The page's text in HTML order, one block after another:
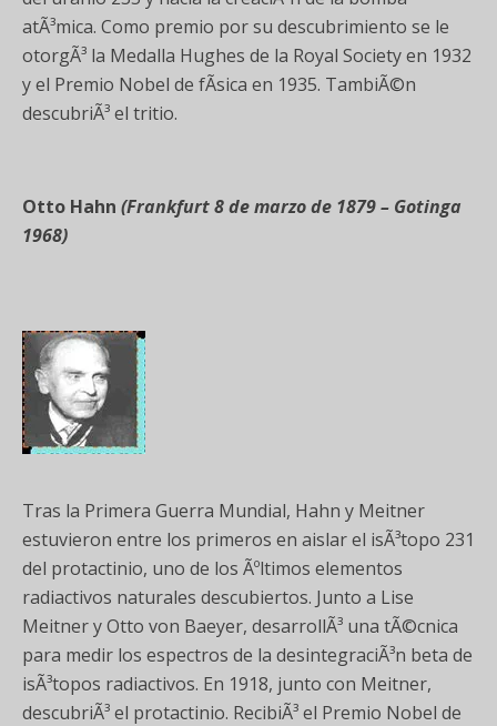
atÃ³mica. Como premio por su descubrimiento se le
otorgÃ³ la Medalla Hughes de la Royal Society en 1932
y el Premio Nobel de fÃ­sica en 1935. TambiÃ©n
descubriÃ³ el tritio.
Otto Hahn (Frankfurt 8 de marzo de 1879 – Gotinga
1968)
Tras la Primera Guerra Mundial, Hahn y Meitner
estuvieron entre los primeros en aislar el isÃ³topo 231
del protactinio, uno de los Ãºltimos elementos
radiactivos naturales descubiertos. Junto a Lise
Meitner y Otto von Baeyer, desarrollÃ³ una tÃ©cnica
para medir los espectros de la desintegraciÃ³n beta de
isÃ³topos radiactivos. En 1918, junto con Meitner,
descubriÃ³ el protactinio. RecibiÃ³ el Premio Nobel de